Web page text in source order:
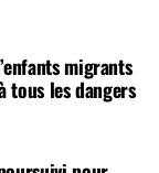
migrants
tous les dangers